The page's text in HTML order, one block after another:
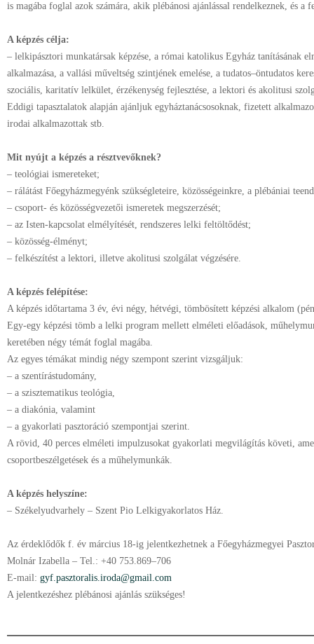
is magába foglal azok számára, akik plébánosi ajánlással rendelkeznek, és a
A képzés célja:
– lelkipásztori munkatársak képzése, a római katolikus Egyház tanításának
alkalmazása, a vallási műveltség szintjének emelése, a tudatos–öntudatos
szociális, karitatív lelkület, érzékenység fejlesztése, a lektori és akolitusi
Eddigi tapasztalatok alapján ajánljuk egyháztanácsosoknak, fizetett
irodai alkalmazottak stb.
Mit nyújt a képzés a résztvevőknek?
– teológiai ismereteket;
– rálátást Főegyházmegyénk szükségleteire, közösségeinkre, a plébániai
– csoport- és közösségvezetői ismeretek megszerzését;
– az Isten-kapcsolat elmélyítését, rendszeres lelki feltöltődést;
– közösség-élményt;
– felkészítést a lektori, illetve akolitusi szolgálat végzésére.
A képzés felépítése:
A képzés időtartama 3 év, évi négy, hétvégi, tömbösített képzési alkalom
Egy-egy képzési tömb a lelki program mellett elméleti előadások,
keretében négy témát foglal magába.
Az egyes témákat mindig négy szempont szerint vizsgáljuk:
– a szentírástudomány,
– a szisztematikus teológia,
– a diakónia, valamint
– a gyakorlati pasztoráció szempontjai szerint.
A rövid, 40 perces elméleti impulzusokat gyakorlati megvilágítás követi,
csoportbeszélgetések és a műhelymunkák.
A képzés helyszíne:
– Székelyudvarhely – Szent Pio Lelkigyakorlatos Ház.
Az érdeklődők f. év március 18-ig jelentkezhetnek a Főegyházmegyei
Molnár Izabella – Tel.: +40 753.869–706
E-mail: gyf.pasztoralis.iroda@gmail.com
A jelentkezéshez plébánosi ajánlás szükséges!